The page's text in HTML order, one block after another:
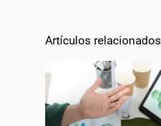
Artículos relacionados